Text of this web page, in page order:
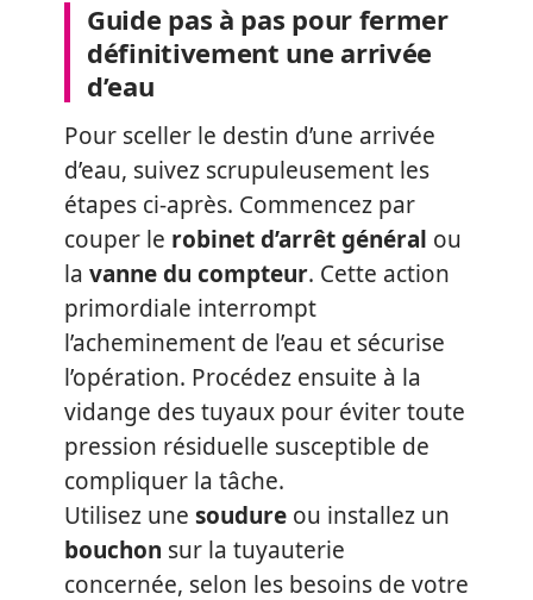
Guide pas à pas pour fermer
définitivement une arrivée
d’eau
Pour sceller le destin d’une arrivée
d’eau, suivez scrupuleusement les
étapes ci-après. Commencez par
couper le robinet d’arrêt général ou
la vanne du compteur. Cette action
primordiale interrompt
l’acheminement de l’eau et sécurise
l’opération. Procédez ensuite à la
vidange des tuyaux pour éviter toute
pression résiduelle susceptible de
compliquer la tâche.
Utilisez une soudure ou installez un
bouchon sur la tuyauterie
concernée, selon les besoins de votre